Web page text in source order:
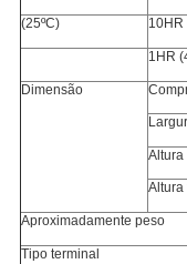
(25ºC) 10HR
1HR
Dimensão
Altura
Altura
Aproximadamente peso
Tipo terminal